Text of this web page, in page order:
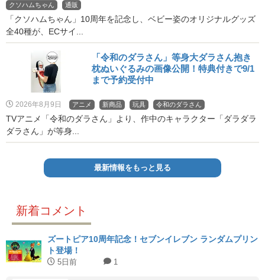
クソハムちゃん
通販
「クソハムちゃん」10周年を記念し、ベビー姿のオリジナルグッズ
全40種が、ECサイ...
「令和のダラさん」等身大ダラさん抱き
枕ぬいぐるみの画像公開！特典付きで9/1
まで予約受付中
2026年8月9日 アニメ 新商品 玩具 令和のダラさん
TVアニメ「令和のダラさん」より、作中のキャラクター「ダラダラ
ダラさん」が等身...
最新情報をもっと見る
新着コメント
ズートピア10周年記念！セブンイレブン ランダムプリン
ト登場！
5日前 1